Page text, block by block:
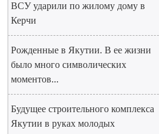
ВСУ ударили по жилому дому в
Керчи
Рожденные в Якутии. В ее жизни
было много символических
моментов...
Будущее строительного комплекса
Якутии в руках молодых